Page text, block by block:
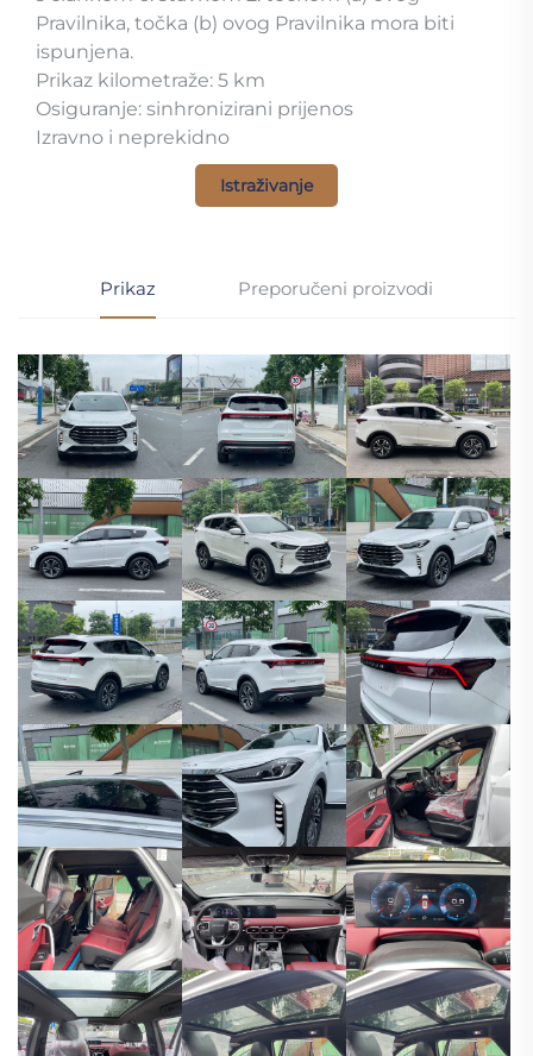
Pravilnika, točka (b) ovog Pravilnika mora biti
ispunjena.
Prikaz kilometraže: 5 km
Osiguranje: sinhronizirani prijenos
Izravno i neprekidno
Istraživanje
Prikaz Preporučeni proizvodi